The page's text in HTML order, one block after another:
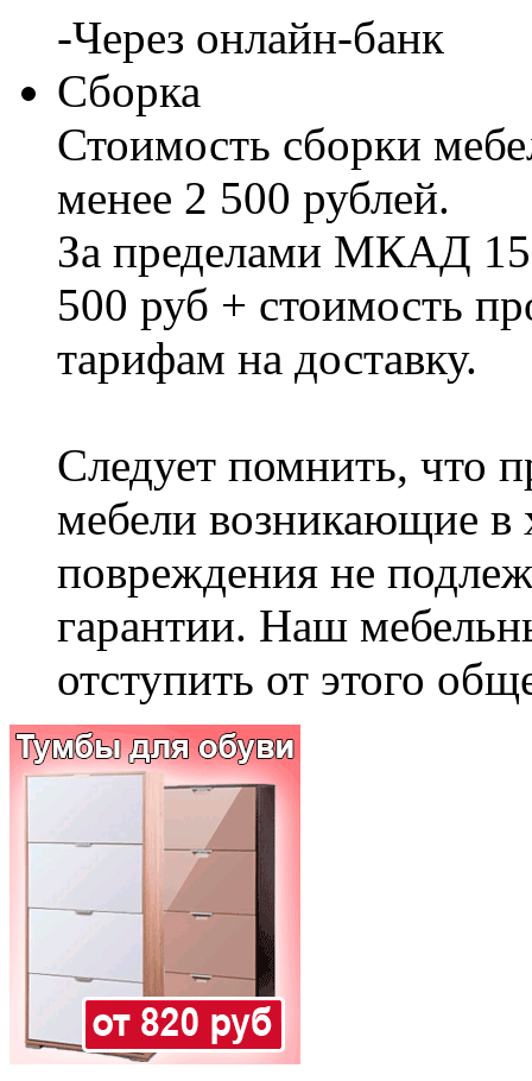
-Через онлайн-банк
Сборка
Стоимость сборки
менее 2 500 рублей.
За пределами МКАД
500 руб + стоимость
тарифам на доставку.
Следует помнить, что
мебели возникающие в
повреждения не
гарантии. Наш
отступить от этого